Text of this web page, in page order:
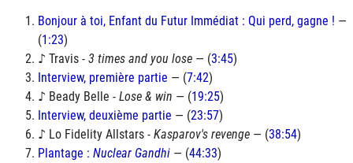
Bonjour à toi, Enfant du Futur Immédiat : Qui perd, gagne ! —
(1:23)
♪ Travis - 3 times and you lose — (3:45)
Interview, première partie — (7:42)
♪ Beady Belle - Lose & win — (19:25)
Interview, deuxième partie — (23:57)
♪ Lo Fidelity Allstars - Kasparov's revenge — (38:54)
Plantage : Nuclear Gandhi — (44:33)